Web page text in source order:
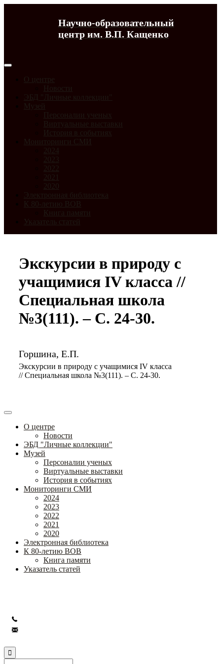
Научно-образовательный
центр им. В.П. Кащенко
О центре
Новости
ЭБД "Личные коллекции"
Музей
Персоналии ученых
Виртуальные выставки
История в событиях
Мониторинги СМИ
2024
2023
2022
2021
2020
Электронная библиотека
К 80-летию ВОВ
Книга памяти
Указатель статей
Экскурсии в природу с
учащимися IV класса //
Специальная школа
№3(111). – С. 24-30.
Горшина, Е.П.
Экскурсии в природу с учащимися IV класса
// Специальная школа №3(111). – С. 24-30.
О центре
Новости
ЭБД "Личные коллекции"
Музей
Персоналии ученых
Виртуальные выставки
История в событиях
Мониторинги СМИ
2024
2023
2022
2021
2020
Электронная библиотека
К 80-летию ВОВ
Книга памяти
Указатель статей
